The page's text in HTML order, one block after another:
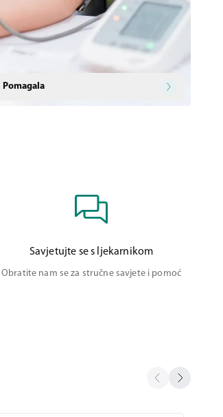
Pomagala
Savjetujte se s ljekarnikom
Obratite nam se za stručne savjete i pomoć